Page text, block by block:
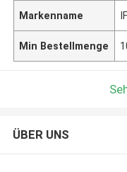
Markenname
Min Bestellmenge
ÜBER UNS